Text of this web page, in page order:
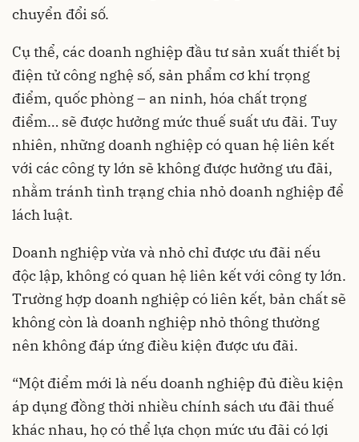
chuyển đổi số.
Cụ thể, các doanh nghiệp đầu tư sản xuất thiết bị
điện tử công nghệ số, sản phẩm cơ khí trọng
điểm, quốc phòng – an ninh, hóa chất trọng
điểm… sẽ được hưởng mức thuế suất ưu đãi. Tuy
nhiên, những doanh nghiệp có quan hệ liên kết
với các công ty lớn sẽ không được hưởng ưu đãi,
nhằm tránh tình trạng chia nhỏ doanh nghiệp để
lách luật.
Doanh nghiệp vừa và nhỏ chỉ được ưu đãi nếu
độc lập, không có quan hệ liên kết với công ty lớn.
Trường hợp doanh nghiệp có liên kết, bản chất sẽ
không còn là doanh nghiệp nhỏ thông thường
nên không đáp ứng điều kiện được ưu đãi.
“Một điểm mới là nếu doanh nghiệp đủ điều kiện
áp dụng đồng thời nhiều chính sách ưu đãi thuế
khác nhau, họ có thể lựa chọn mức ưu đãi có lợi